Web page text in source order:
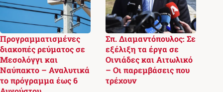
Προγραμματισμένες
διακοπές ρεύματος σε
Μεσολόγγι και
Ναύπακτο – Αναλυτικά
το πρόγραμμα έως 6
Σπ. Διαμαντόπουλος: Σε
εξέλιξη τα έργα σε
Οινιάδες και Αιτωλικό
– Οι παρεμβάσεις που
τρέχουν